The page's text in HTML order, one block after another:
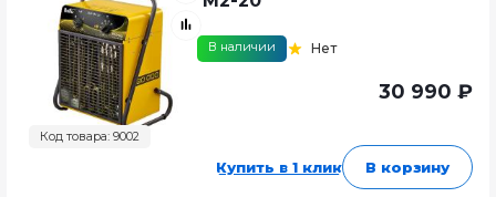
Код товара: 9002
В наличии Нет
30 990 ₽
Купить в 1 клик В корзину